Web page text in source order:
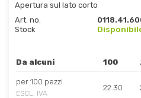
Apertura sul lato corto
Art. no.
Stock
Da alcuni 100
per 100 pezzi
ESCL. IVA
22.30